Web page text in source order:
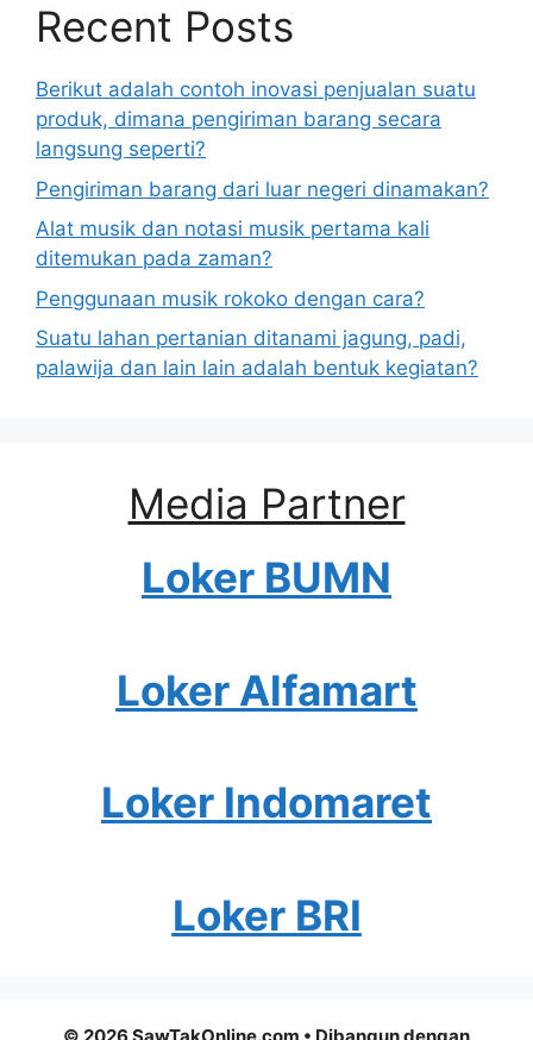
Recent Posts
Berikut adalah contoh inovasi penjualan suatu
produk, dimana pengiriman barang secara
langsung seperti?
Pengiriman barang dari luar negeri dinamakan?
Alat musik dan notasi musik pertama kali
ditemukan pada zaman?
Penggunaan musik rokoko dengan cara?
Suatu lahan pertanian ditanami jagung, padi,
palawija dan lain lain adalah bentuk kegiatan?
Media Partner
Loker BUMN
Loker Alfamart
Loker Indomaret
Loker BRI